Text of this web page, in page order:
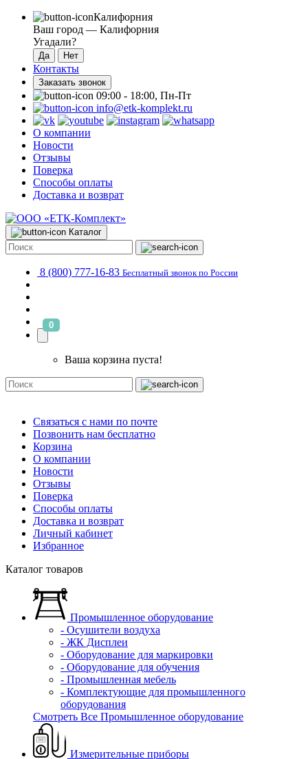
Калифорния
Ваш город — Калифорния
Угадали?
Контакты
Заказать звонок
09:00 - 18:00, Пн-Пт
info@etk-komplekt.ru
О компании
Новости
Отзывы
Поверка
Способы оплаты
Доставка и возврат
Каталог
8 (800) 777-16-83 Бесплатный звонок по России
0
Ваша корзина пуста!
Связаться с нами по почте
Позвонить нам бесплатно
Корзина
О компании
Новости
Отзывы
Поверка
Способы оплаты
Доставка и возврат
Личный кабинет
Избранное
Каталог товаров
Промышленное оборудование
- Осушители воздуха
- ЖК Дисплеи
- Оборудование для маркировки
- Оборудование для обучения
- Промышленная мебель
- Комплектующие для промышленного
оборудования
Смотреть Все Промышленное оборудование
Измерительные приборы